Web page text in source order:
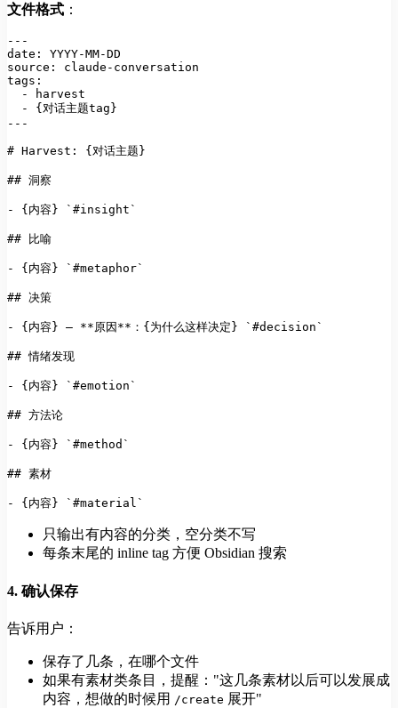
文件格式 ：
---
date: YYYY-MM-DD
source: claude-conversation
  -
  - {对话主题tag}
---
# Harvest: {对话主题}
## 洞察
- {内容} `#insight`
## 比喻
- {内容} `#metaphor`
## 决策
- {内容} — **原因** ：{为什么这样决定} `#decision`
## 情绪发现
- {内容} `#emotion`
## 方法论
- {内容} `#method`
## 素材
- {内容} `#material`
只输出有内容的分类，空分类不写
每条末尾的 inline tag 方便 Obsidian 搜索
4. 确认保存
告诉用户：
保存了几条，在哪个文件
如果有素材类条目，提醒："这几条素材以后可以发展成
内容，想做的时候用 /create 展开"